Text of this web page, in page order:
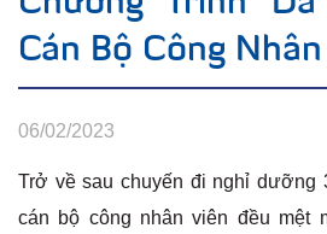
Cán Bộ Công
06/02/2023
Trở về sau chuyến đi nghỉ dưỡng
cán bộ công nhân viên đều mệt